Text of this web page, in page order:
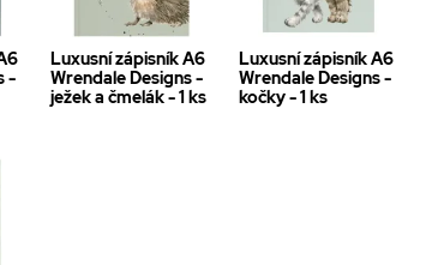
-
Luxusní zápisník A6
Wrendale Designs -
ježek a čmelák - 1 ks
Luxusní zápisník A6
Wrendale Designs -
kočky - 1 ks